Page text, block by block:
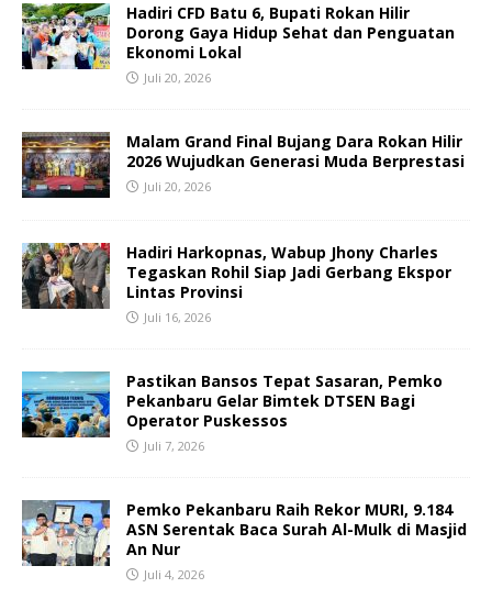
Hadiri CFD Batu 6, Bupati Rokan Hilir
Dorong Gaya Hidup Sehat dan Penguatan
Ekonomi Lokal
Juli 20, 2026
Malam Grand Final Bujang Dara Rokan Hilir
2026 Wujudkan Generasi Muda Berprestasi
Juli 20, 2026
Hadiri Harkopnas, Wabup Jhony Charles
Tegaskan Rohil Siap Jadi Gerbang Ekspor
Lintas Provinsi
Juli 16, 2026
Pastikan Bansos Tepat Sasaran, Pemko
Pekanbaru Gelar Bimtek DTSEN Bagi
Operator Puskessos
Juli 7, 2026
Pemko Pekanbaru Raih Rekor MURI, 9.184
ASN Serentak Baca Surah Al-Mulk di Masjid
An Nur
Juli 4, 2026